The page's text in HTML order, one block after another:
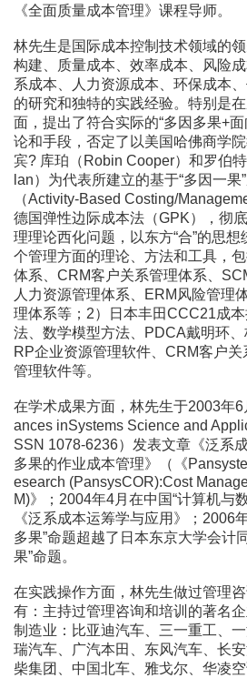
《全面质量成本管理》课程导师。
林先生是国际成本控制技术领域的
构建、质量成本、效率成本、风险
系成本、人力资源成本、环保成本
的研究和独特的实践经验。特别是
面，提出了符合实际的“多因多果+
论和手段，否定了以美国哈佛商学
宾? 库珀（Robin Cooper）和罗伯
lan）为代表所建立的基于“多因一
（Activity-Based Costing/
德国弹性边际成本法（GPK），彻
理理论西化问题，以东方“合”的思想
个管理方面的理论、方法和工具，
体系、CRM客户关系管理体系、
人力资源管理体系、ERM风险管理
理体系等；2）日本丰田CCC21成
法、数学模型方法、PDCA戴明环
RP企业资源管理软件、CRM客户关
管理软件等。
在学术成果方面，林先生于2003年
ances inSystems Science and
SSN 1078-6236）发表文章《泛系
多果的作业成本管理》（《
esearch (PansysCOR):Cost
M)》；2004年4月在中国“计算机与
《泛系成本运筹学与应用》；2006
多果”命题超越了日本东京大学会计
果”命题。
在实践操作方面，林先生做过管理
有：主持过管理咨询和培训的著名企
制造业：比亚迪汽车、三一重工、
瑞汽车、广汽本田、东风汽车、长
柴集团、中国北车、雅戈尔、华凌